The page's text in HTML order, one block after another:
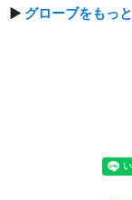
▶ グローブをもっ